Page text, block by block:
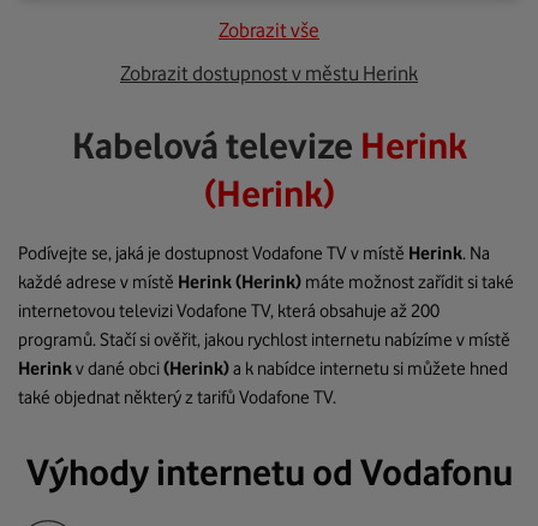
Zobrazit vše
Zobrazit dostupnost v městu Herink
Kabelová televize Herink
(Herink)
Podívejte se, jaká je dostupnost Vodafone TV v místě Herink. Na
každé adrese v místě Herink(Herink) máte možnost zařídit si také
internetovou televizi Vodafone TV, která obsahuje až 200
programů. Stačí si ověřit, jakou rychlost internetu nabízíme v místě
Herinkv dané obci(Herink)a k nabídce internetu si můžete hned
také objednat některý z tarifů Vodafone TV.
Výhody internetu od Vodafonu